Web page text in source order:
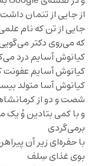
از جایی از تنمان
جایی از تن که نام
که می‌روی دکتر
کیانوش آسایم درد
کیانوش آسایم عفونت
کیانوش آسا متولد
شصت و دو از
و با کمی بتادین وُ
برمی‌گردی
با حفره‌ای زیر آن
بوی غذای سِلف